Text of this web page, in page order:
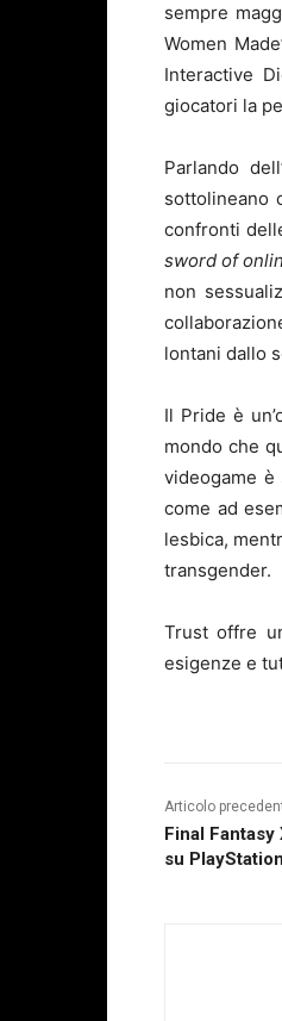
sempre
Women
Interactive
giocatori la
Parlando
sottolineano
confronti
sword of
non
lontani dallo
Il Pride è
mondo che
videogame è
come ad
lesbica,
transgender.
Trust offre
esigenze e
Articolo
Final Fantasy
su